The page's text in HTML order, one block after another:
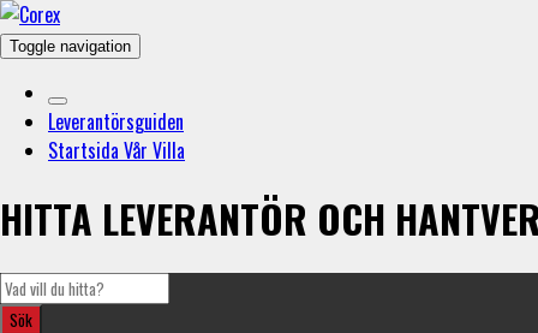
Toggle navigation
Leverantörsguiden
Startsida Vår Villa
HITTA LEVERANTÖR OCH